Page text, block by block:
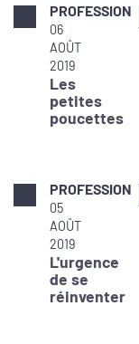
PROFESSION
06
AOÛT
2019
Les
petites
poucettes
PROFESSION
05
AOÛT
2019
L'urgence
de se
réinventer